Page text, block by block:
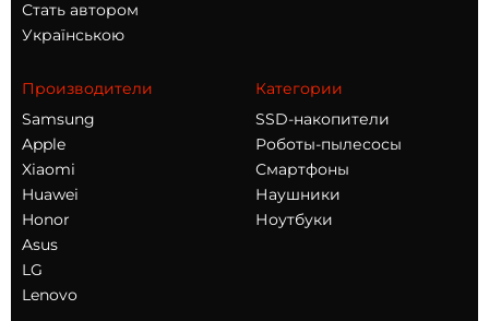
Стать автором
Українською
Производители
Samsung
Apple
Xiaomi
Huawei
Honor
Asus
LG
Lenovo
Категории
SSD-накопители
Роботы-пылесосы
Смартфоны
Наушники
Ноутбуки